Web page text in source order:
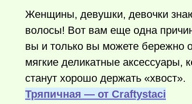
Женщины, девушки, девочки
волосы! Вот вам еще одна
вы и только вы можете бережно
мягкие деликатные аксессуары,
станут хорошо держать «хвост».
Тряпичная — от Сraftystaci